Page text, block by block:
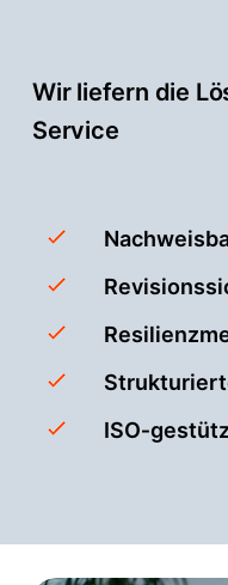
Wir liefern die
Service